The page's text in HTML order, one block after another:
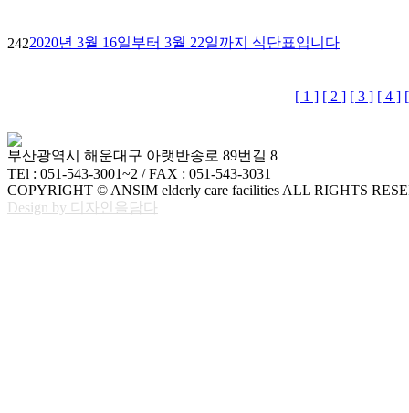
2422020년 3월 16일부터 3월 22일까지 식단표입니다
[ 1 ] [ 2 ] [ 3 ] [ 4 ]
부산광역시 해운대구 아랫반송로 89번길 8
TEl : 051-543-3001~2 / FAX : 051-543-3031
COPYRIGHT © ANSIM elderly care facilities ALL RIGHTS
Design by 디자인을담다